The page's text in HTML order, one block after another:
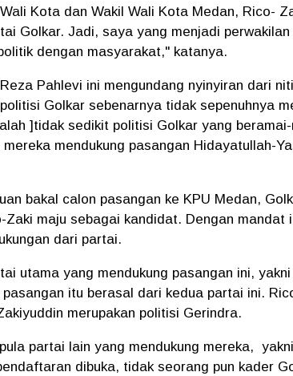
Kota dan Wakil Wali Kota Medan, Rico-
Golkar. Jadi, saya yang menjadi
dengan masyarakat," katanya.
Pahlevi ini mengundang nyinyiran dari
Golkar sebenarnya tidak sepenuhnya
]tidak sedikit politisi Golkar yang
mendukung pasangan Hidayatullah-
bakal calon pasangan ke KPU Medan,
Zaki maju sebagai kandidat. Dengan mandat
dari partai.
utama yang mendukung pasangan ini,
pasangan itu berasal dari kedua partai ini.
merupakan politisi Gerindra.
partai lain yang mendukung mereka,
dibuka, tidak seorang pun kader